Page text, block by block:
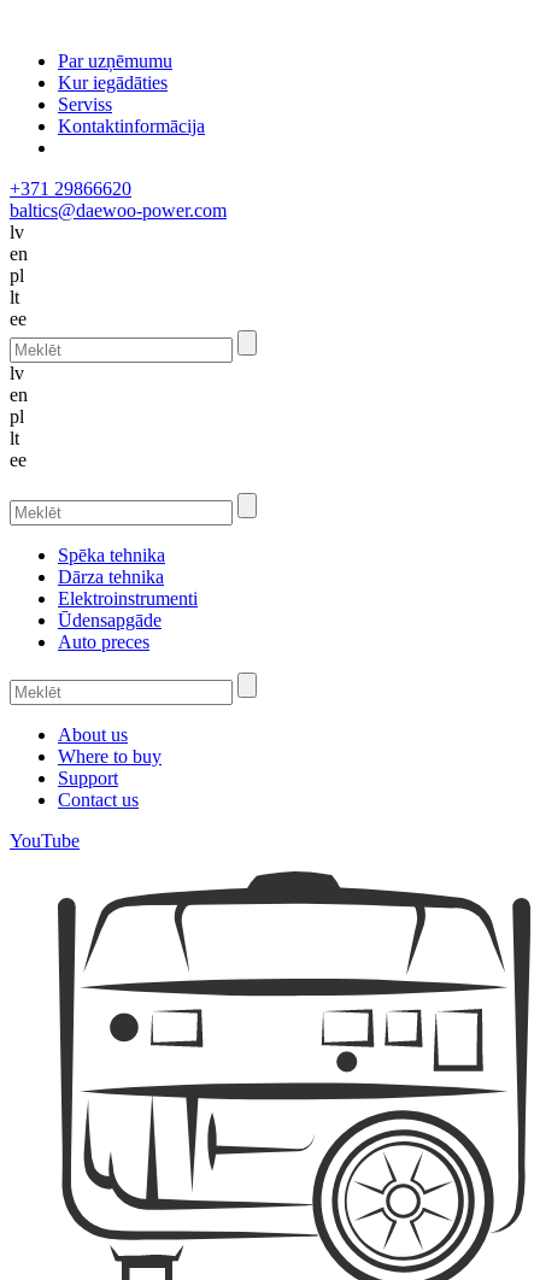
Par uzņēmumu
Kur iegādāties
Serviss
Kontaktinformācija
+371 29866620
baltics@daewoo-power.com
lv
en
pl
lt
ee
lv
en
pl
lt
ee
Spēka tehnika
Dārza tehnika
Elektroinstrumenti
Ūdensapgāde
Auto preces
About us
Where to buy
Support
Contact us
YouTube